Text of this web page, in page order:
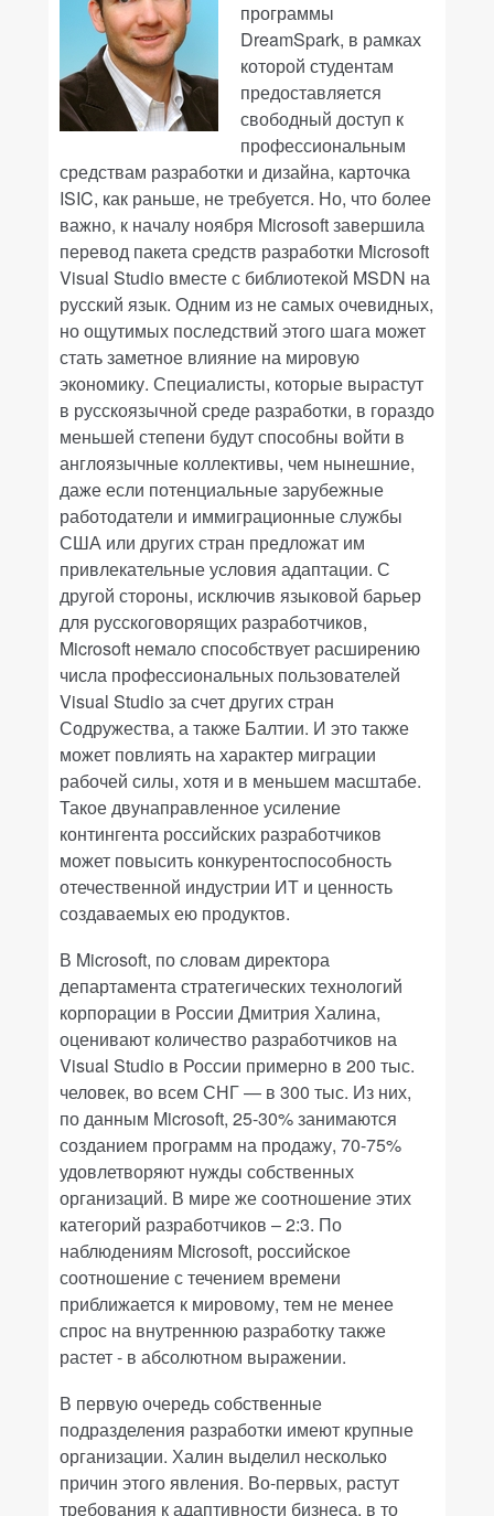
программы
DreamSpark, в рамках
которой студентам
предоставляется
свободный доступ к
профессиональным
средствам разработки и дизайна, карточка
ISIC, как раньше, не требуется. Но, что более
важно, к началу ноября Microsoft завершила
перевод пакета средств разработки Microsoft
Visual Studio вместе с библиотекой MSDN на
русский язык. Одним из не самых очевидных,
но ощутимых последствий этого шага может
стать заметное влияние на мировую
экономику. Специалисты, которые вырастут
в русскоязычной среде разработки, в гораздо
меньшей степени будут способны войти в
англоязычные коллективы, чем нынешние,
даже если потенциальные зарубежные
работодатели и иммиграционные службы
США или других стран предложат им
привлекательные условия адаптации. С
другой стороны, исключив языковой барьер
для русскоговорящих разработчиков,
Microsoft немало способствует расширению
числа профессиональных пользователей
Visual Studio за счет других стран
Содружества, а также Балтии. И это также
может повлиять на характер миграции
рабочей силы, хотя и в меньшем масштабе.
Такое двунаправленное усиление
контингента российских разработчиков
может повысить конкурентоспособность
отечественной индустрии ИТ и ценность
создаваемых ею продуктов.
В Microsoft, по словам директора
департамента стратегических технологий
корпорации в России Дмитрия Халина,
оценивают количество разработчиков на
Visual Studio в России примерно в 200 тыс.
человек, во всем СНГ — в 300 тыс. Из них,
по данным Microsoft, 25-30% занимаются
созданием программ на продажу, 70-75%
удовлетворяют нужды собственных
организаций. В мире же соотношение этих
категорий разработчиков – 2:3. По
наблюдениям Microsoft, российское
соотношение с течением времени
приближается к мировому, тем не менее
спрос на внутреннюю разработку также
растет - в абсолютном выражении.
В первую очередь собственные
подразделения разработки имеют крупные
организации. Халин выделил несколько
причин этого явления. Во-первых, растут
требования к адаптивности бизнеса, в то